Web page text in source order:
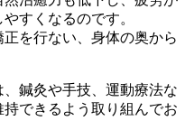
すくなるのです。
を行ない、身体の奥から
鍼灸や手技、運動療法な
できるよう取り組んでお